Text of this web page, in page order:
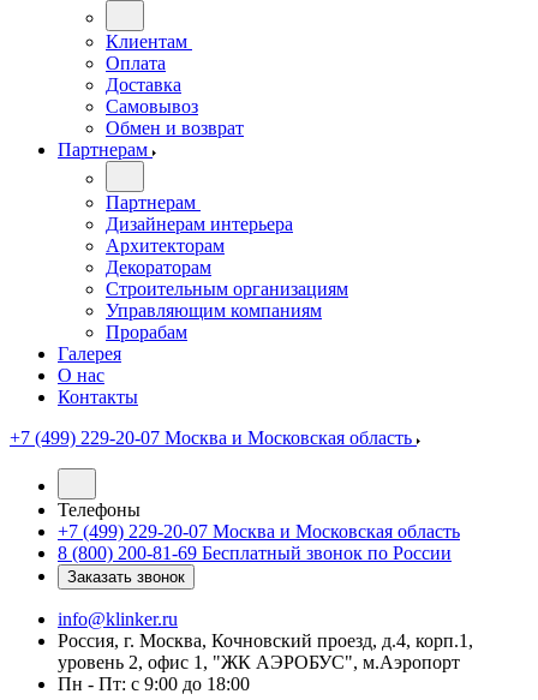
Клиентам
Оплата
Доставка
Самовывоз
Обмен и возврат
Партнерам
Партнерам
Дизайнерам интерьера
Архитекторам
Декораторам
Строительным организациям
Управляющим компаниям
Прорабам
Галерея
О нас
Контакты
+7 (499) 229-20-07 Москва и Московская область
Телефоны
+7 (499) 229-20-07 Москва и Московская область
8 (800) 200-81-69 Бесплатный звонок по России
Заказать звонок
info@klinker.ru
Россия, г. Москва, Кочновский проезд, д.4, корп.1,
уровень 2, офис 1, "ЖК АЭРОБУС", м.Аэропорт
Пн - Пт: с 9:00 до 18:00